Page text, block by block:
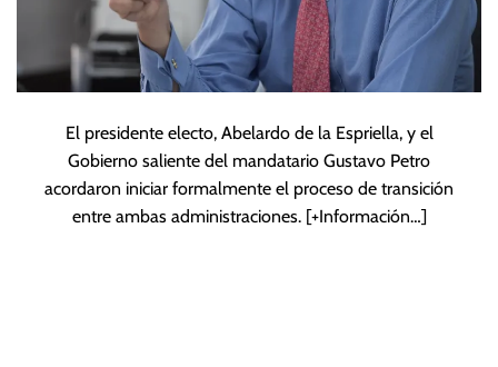
El presidente electo, Abelardo de la Espriella, y el
Gobierno saliente del mandatario Gustavo Petro
acordaron iniciar formalmente el proceso de transición
entre ambas administraciones. [+Información…]